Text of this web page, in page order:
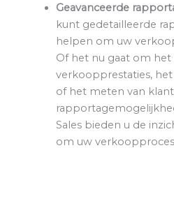
Geavanceerde
kunt gedetailleerde
helpen om uw
Of het nu gaat om het
verkoopprestaties,
of het meten van
Sales bieden u de
om uw